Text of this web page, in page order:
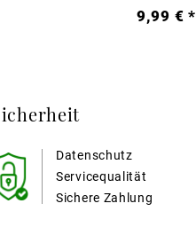
9,99 € *
Datenschutz
Sichere Zahlung
Servicequalität